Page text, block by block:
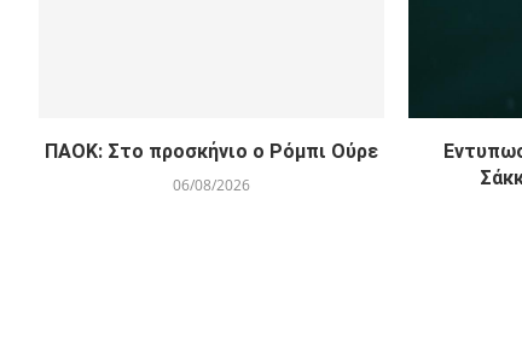
ΠΑΟΚ: Στο προσκήνιο ο Ρόμπι Ούρε
06/08/2026